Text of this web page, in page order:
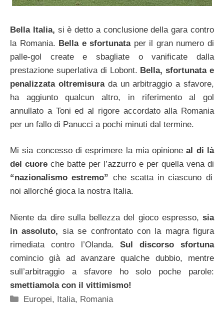
Bella Italia, si è detto a conclusione della gara contro
la Romania. Bella e sfortunata per il gran numero di
palle-gol create e sbagliate o vanificate dalla
prestazione superlativa di Lobont. Bella, sfortunata e
penalizzata oltremisurada un arbitraggio a sfavore,
ha aggiunto qualcun altro, in riferimento al gol
annullato a Toni ed al rigore accordato alla Romania
per un fallo di Panucci a pochi minuti dal termine.
Mi sia concesso di esprimere la mia opinioneal di là
del cuore che batte per l’azzurro e per quella vena di
“nazionalismo estremo” che scatta in ciascuno di
noi allorché gioca la nostra Italia.
Niente da dire sulla bellezza del gioco espresso, sia
in assoluto, sia se confrontato con la magra figura
rimediata contro l’Olanda.Sul discorso sfortuna
comincio già ad avanzare qualche dubbio, mentre
sull’arbitraggio a sfavore ho solo poche parole:
smettiamola con il vittimismo!
Categorie
Europei, Italia, Romania